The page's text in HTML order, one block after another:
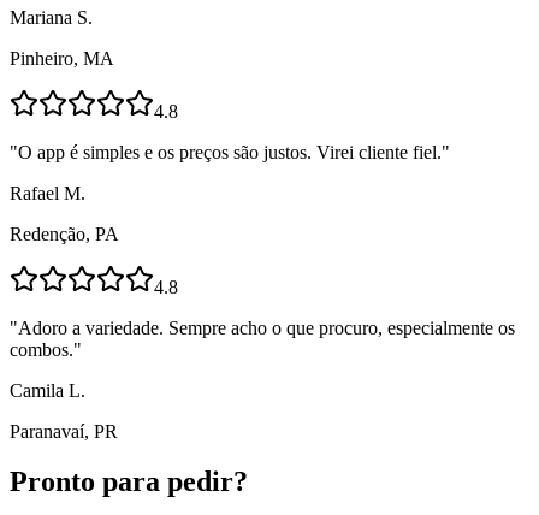
Mariana S.
Pinheiro, MA
4.8
"O app é simples e os preços são justos. Virei cliente fiel."
Rafael M.
Redenção, PA
4.8
"Adoro a variedade. Sempre acho o que procuro, especialmente os
combos."
Camila L.
Paranavaí, PR
Pronto para pedir?